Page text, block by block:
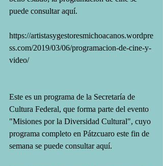
puede consultar aquí.
https://artistasygestoresmichoacanos.wordpre
ss.com/2019/03/06/programacion-de-cine-y-
video/
Este es un programa de la Secretaría de
Cultura Federal, que forma parte del evento
"Misiones por la Diversidad Cultural", cuyo
programa completo en Pátzcuaro este fin de
semana se puede consultar aquí.